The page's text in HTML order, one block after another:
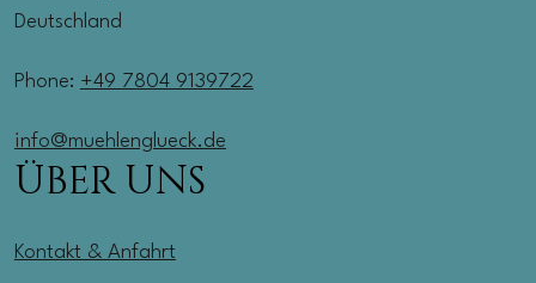
Deutschland
Phone: +49 7804 9139722
info@muehlenglueck.de
ÜBER UNS
Kontakt & Anfahrt